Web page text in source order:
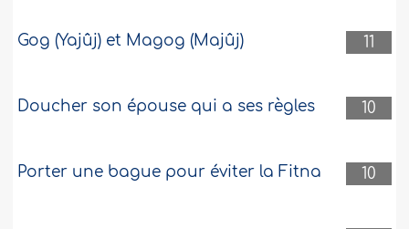
11
Gog (Yajûj) et Magog (Majûj)
10
Doucher son épouse qui a ses règles
10
Porter une bague pour éviter la Fitna